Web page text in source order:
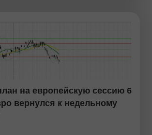
на европейскую сессию 6
вернулся к недельному